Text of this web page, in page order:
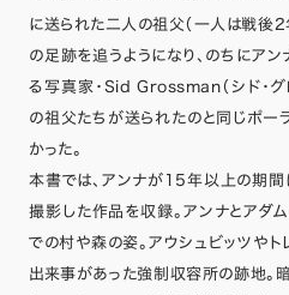
に送られた二人の祖父（一人は戦後2
の足跡を追うようになり、のちにア
る写真家・Sid Grossman（シド・グ
の祖父たちが送られたのと同じポー
かった。
本書では、アンナが15年以上の期間
撮影した作品を収録。アンナとアダ
での村や森の姿。アウシュビッツや
出来事があった強制収容所の跡地。